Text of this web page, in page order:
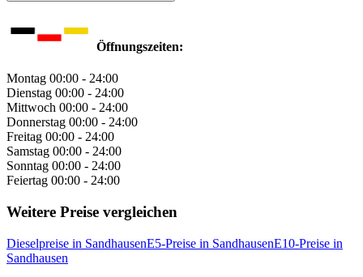
Öffnungszeiten:
Montag 00:00 - 24:00
Dienstag 00:00 - 24:00
Mittwoch 00:00 - 24:00
Donnerstag 00:00 - 24:00
Freitag 00:00 - 24:00
Samstag 00:00 - 24:00
Sonntag 00:00 - 24:00
Feiertag 00:00 - 24:00
Weitere Preise vergleichen
Dieselpreise in SandhausenE5-Preise in SandhausenE10-Preise in
Sandhausen